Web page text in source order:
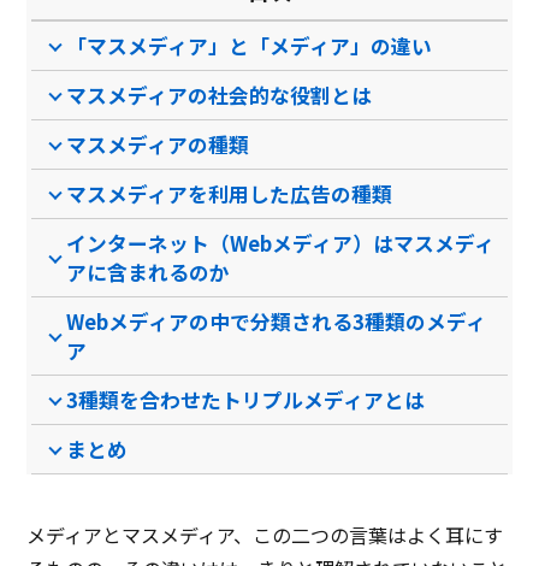
「マスメディア」と「メディア」の違い
マスメディアの社会的な役割とは
マスメディアの種類
マスメディアを利用した広告の種類
インターネット（Webメディア）はマスメディ
アに含まれるのか
Webメディアの中で分類される3種類のメディ
ア
3種類を合わせたトリプルメディアとは
まとめ
メディアとマスメディア、この二つの言葉はよく耳にす